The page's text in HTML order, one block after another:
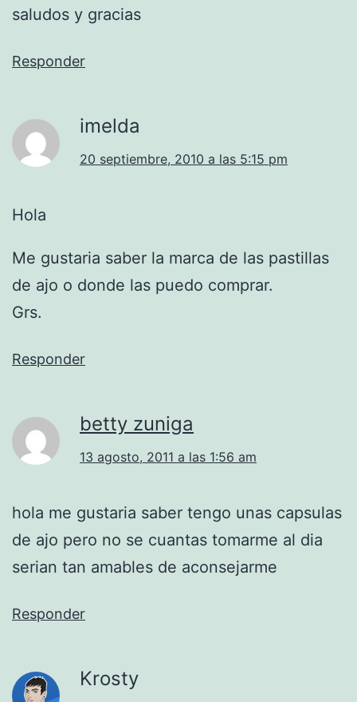
saludos y gracias
Responder
imelda
20 septiembre, 2010 a las 5:15 pm
Hola
Me gustaria saber la marca de las pastillas
de ajo o donde las puedo comprar.
Grs.
Responder
betty zuniga
13 agosto, 2011 a las 1:56 am
hola me gustaria saber tengo unas capsulas
de ajo pero no se cuantas tomarme al dia
serian tan amables de aconsejarme
Responder
Krosty